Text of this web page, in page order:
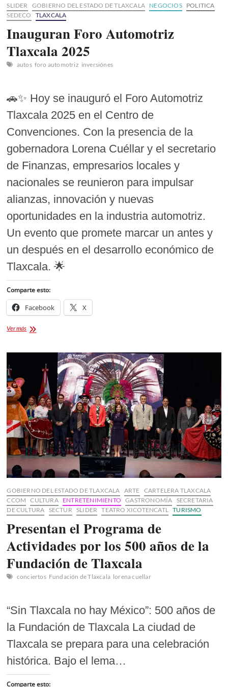
SLIDER GOBIERNO DEL ESTADO DE TLAXCALA NEGOCIOS
POLITICA
SEDECO
TLAXCALA
Inauguran Foro Automotriz
Tlaxcala 2025
autos foro automotriz inversiónes
🚗✨ Hoy se inauguró el Foro Automotriz
Tlaxcala 2025 en el Centro de
Convenciones. Con la presencia de la
gobernadora Lorena Cuéllar y el secretario
de Finanzas, empresarios locales y
nacionales se reunieron para impulsar
alianzas, innovación y nuevas
oportunidades en la industria automotriz.
Un evento que promete marcar un antes y
un después en el desarrollo económico de
Tlaxcala. 🌟
Comparte esto:
Facebook X
Ver másInauguran
GOBIERNO DEL ESTADO DE TLAXCALA ARTE CARTELERA TLAXCALA
CCOM
CULTURA ENTRETENIMIENTO GASTRONOMÍA SECRETARIA
DE CULTURA SECTUR SLIDER TEATRO XICOTENCATL TURISMO
Presentan el Programa de
Actividades por los 500 años de la
Fundación de Tlaxcala
conciertos Fundación de Tlaxcala lorena cuellar
“Sin Tlaxcala no hay México”: 500 años de
la Fundación de Tlaxcala La ciudad de
Tlaxcala se prepara para una celebración
histórica. Bajo el lema…
Comparte esto: